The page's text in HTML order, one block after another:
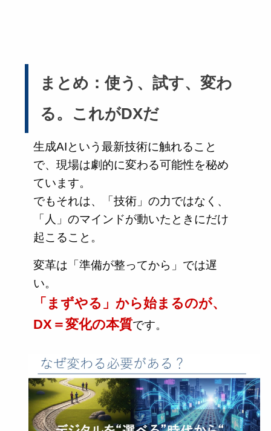
まとめ：使う、試す、変わ
る。これがDXだ
生成AIという最新技術に触れること
で、現場は劇的に変わる可能性を秘め
ています。
でもそれは、「技術」の力ではなく、
「人」のマインドが動いたときにだけ
起こること。
変革は「準備が整ってから」では遅
い。
「まずやる」から始まるのが、
DX＝変化の本質です。